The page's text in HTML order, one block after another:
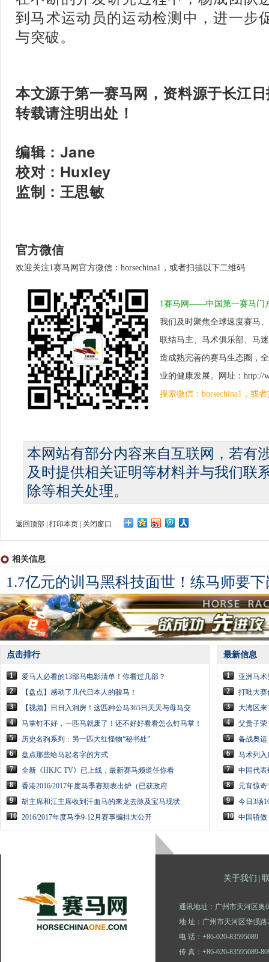
到马术运动员的运动检测中，进一步
与突破。
本文源于第一赛马网，资料源于长江
转载请注明出处！
编辑：Jane
校对：Huxley
监制：王思敏
官方微信
欢迎关注1赛马网官方微信：horsechina1，或者扫描以下二维码
1赛马网——中国第一赛马门
我们及时聚焦全球速度赛马
联结马主、马术俱乐部、马
造成熟完善的赛马生态圈，
业的健康发展。网址：http://
搜索微信：horsechina1，或
本网站有部分内容来自互联网，若有
及时提供相关证明等材料并与我们联
除等相关处理。
返回顶部 打印本页 关闭窗口
相关信息
1.7亿元的训马黑科技面世！练马师要
点击排行
1
爱马人必看的13部马电影清单！你看过几部？
2
【盘点】感动了几代日本人的骏马！
3
【视频】日日入洞房！这匹种公马365日天天与母马交
4
马掌钉不好，一匹马就废了！还不好好看看怎么钉马掌！
5
历史名驹系列：另一匹大红怪物“秘书处”
6
盘点那些给马起名字的方式
7
全新《HKJC TV》已上线，最新赛马频道任你看
8
香港2016/2017年度马季赛期表出炉（已获政府
9
胡主席和江主席收到汗血马的来龙去脉及宝马现状
10 2016/2017年度马季9-12月赛事编排大公开
最新信息
1
亚洲马
2
打吡大赛
3
大湾区来
4
父贵子荣
5
备战奥运
6
马术列入
7
中国代表
8
元宵惊奇
9
今日3场
10 中国骄傲
关于我们
通讯地址：广州市天河区奥
地 址：广州市天河区华强路
电 话：+86-020-83595089
传 真：+86-020-83595089-